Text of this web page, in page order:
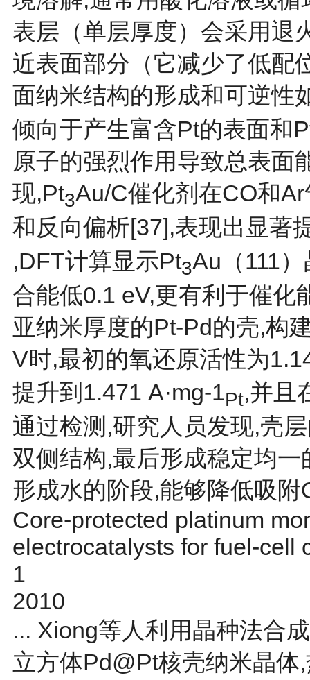
表层（单层厚度）会采用退
近表面部分（它减少了低配
面纳米结构的形成和可逆性
倾向于产生富含Pt的表面和
原子的强烈作用导致总表面
现,Pt3Au/C催化剂在CO和
和反向偏析[37],表现出显著
,DFT计算显示Pt3Au（111
合能低0.1 eV,更有利于催化
亚纳米厚度的Pt-Pd的壳,构
V时,最初的氧还原活性为
提升到1.471 A·mg-1Pt,并且
通过检测,研究人员发现,壳
双侧结构,最后形成稳定均
形成水的阶段,能够降低吸
Core-protected platinum
electrocatalysts for fuel-cell
1
2010
... Xiong等人利用晶种法合
立方体Pd@Pt核壳纳米晶